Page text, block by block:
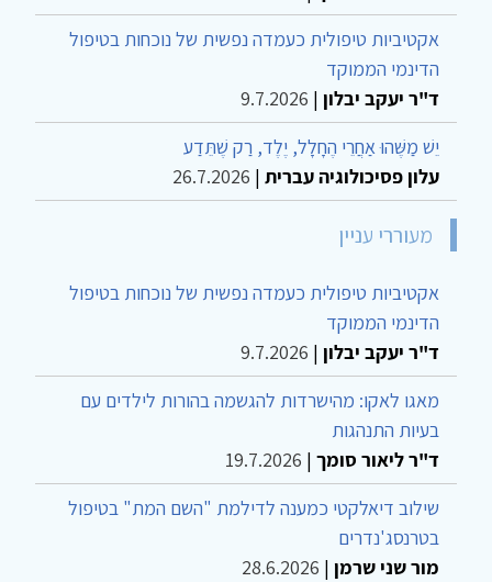
אקטיביות טיפולית כעמדה נפשית של נוכחות בטיפול
הדינמי הממוקד
ד"ר יעקב יבלון |
9.7.2026
יֵשׁ מַשֶּׁהוּ אַחֲרֵי הֶחָלָל, יֶלֶד, רַק שֶׁתֵּדַע
עלון פסיכולוגיה עברית |
26.7.2026
מעוררי עניין
אקטיביות טיפולית כעמדה נפשית של נוכחות בטיפול
הדינמי הממוקד
ד"ר יעקב יבלון |
9.7.2026
מאגו לאקו: מהישרדות להגשמה בהורות לילדים עם
בעיות התנהגות
ד"ר ליאור סומך |
19.7.2026
שילוב דיאלקטי כמענה לדילמת "השם המת" בטיפול
בטרנסג'נדרים
מור שני שרמן |
28.6.2026